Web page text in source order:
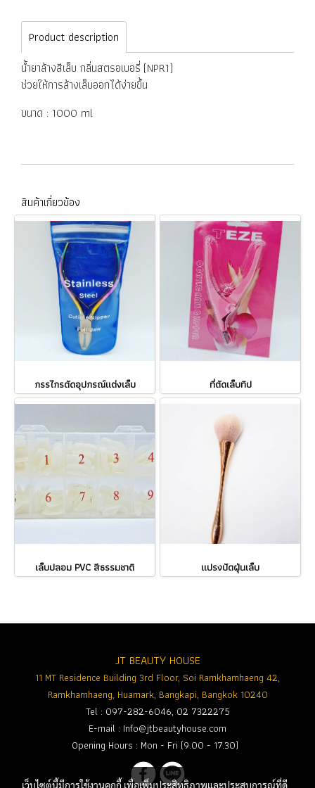
Product description
น้ำยาล้างสีเล็บ กลิ่นสตรอเบอรี่ (NPR1)
ช่วยให้การล้างเล็บออกได้ง่ายขึ้น
ขนาด : 1000 ml
สินค้าเกี่ยวข้อง
กรรไกรตัดอุปกรณ์แต่งเล็บ ที่ตัดเล็บทิป
เล็บปลอม PVC สีธรรมชาติ แปรงปัดฝุ่นเล็บ
JT BEAUTY HOUSE
11 MT Residence Building 3rd Floor, Soi Ramkhamhaeng 42,
Ramkhamhaeng, Huamark, Bangkapi, Bangkok 10240
Tel : 097-282-6046, 02 7322275
E-mail : Info@jtbeautyhouse.com
Opening Hours : Mon - Fri (9.00 - 17.30)
เว็บไซต์นี้มีการใช้งานคุกกี้ เพื่อเพิ่มประสิทธิภาพและประสบการณ์ที่ดี